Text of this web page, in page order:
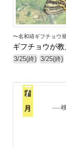
〜名和靖ギフチョウ
ギフチョウが
3/25(終) 3/25(終)
37